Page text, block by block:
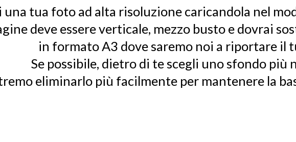
una tua foto ad alta risoluzione caricandola nel
deve essere verticale, mezzo busto e dovrai
in formato A3 dove saremo noi a riportare il
Se possibile, dietro di te scegli uno sfondo più
eliminarlo più facilmente per mantenere la